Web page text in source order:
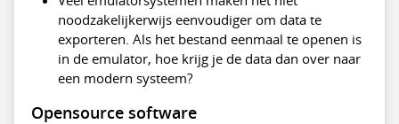
noodzakelijkerwijs eenvoudiger om data te
exporteren. Als het bestand eenmaal te openen is
in de emulator, hoe krijg je de data dan over naar
een modern systeem?
Opensource software